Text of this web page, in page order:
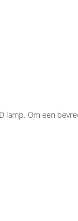
lamp. Om een